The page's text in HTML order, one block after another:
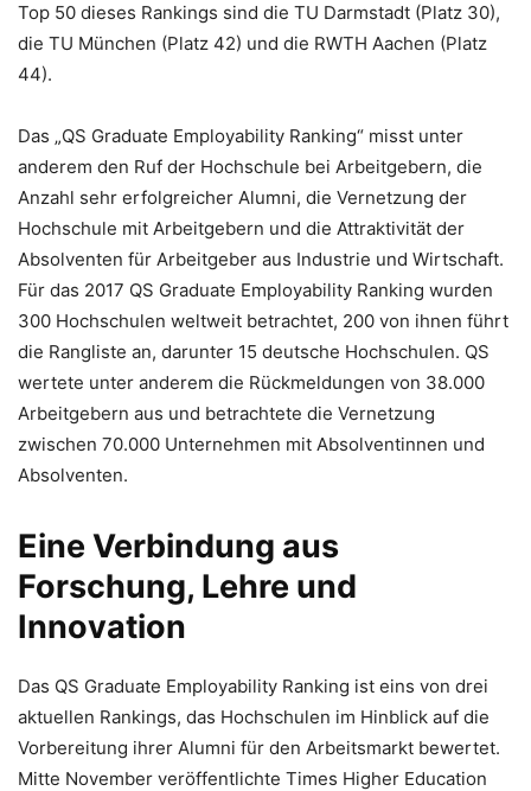
Top 50 dieses Rankings sind die TU Darmstadt (Platz 30),
die TU München (Platz 42) und die RWTH Aachen (Platz
44).
Das „QS Graduate Employability Ranking“ misst unter
anderem den Ruf der Hochschule bei Arbeitgebern, die
Anzahl sehr erfolgreicher Alumni, die Vernetzung der
Hochschule mit Arbeitgebern und die Attraktivität der
Absolventen für Arbeitgeber aus Industrie und Wirtschaft.
Für das 2017 QS Graduate Employability Ranking wurden
300 Hochschulen weltweit betrachtet, 200 von ihnen führt
die Rangliste an, darunter 15 deutsche Hochschulen. QS
wertete unter anderem die Rückmeldungen von 38.000
Arbeitgebern aus und betrachtete die Vernetzung
zwischen 70.000 Unternehmen mit Absolventinnen und
Absolventen.
Eine Verbindung aus
Forschung, Lehre und
Innovation
Das QS Graduate Employability Ranking ist eins von drei
aktuellen Rankings, das Hochschulen im Hinblick auf die
Vorbereitung ihrer Alumni für den Arbeitsmarkt bewertet.
Mitte November veröffentlichte Times Higher Education